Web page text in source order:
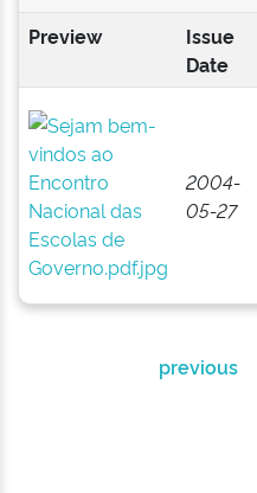
Preview
Issue
Date
2004-
05-27
previous